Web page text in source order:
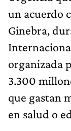
un acuerdo
Ginebra,
organizada
3.300
que gastan
en salud o